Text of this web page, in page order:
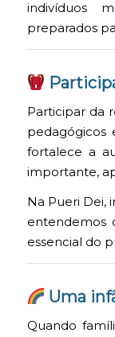
indivíduos
preparados
Participar da
pedagógicos
fortalece a
importante,
Na Pueri Dei,
entendemos
essencial do
Uma
Quando